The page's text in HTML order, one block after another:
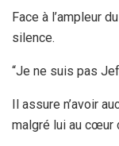
Face à l’ampleur
silence.
“Je ne suis pas
Il assure n’avoir
malgré lui au cœur